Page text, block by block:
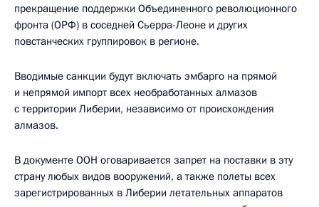
прекращение поддержки Объединенного революционного
фронта (ОРФ) в соседней Сьерра-Леоне и других
повстанческих группировок в регионе.
Вводимые санкции будут включать эмбарго на прямой
и непрямой импорт всех необработанных алмазов
с территории Либерии, независимо от происхождения
алмазов.
В документе ООН оговаривается запрет на поставки в эту
страну любых видов вооружений, а также полеты всех
зарегистрированных в Либерии летательных аппаратов